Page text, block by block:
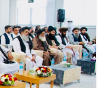
بررسی
وزارت
صحت‌عامه،
از
شماری
شفاخانه‌ها
و